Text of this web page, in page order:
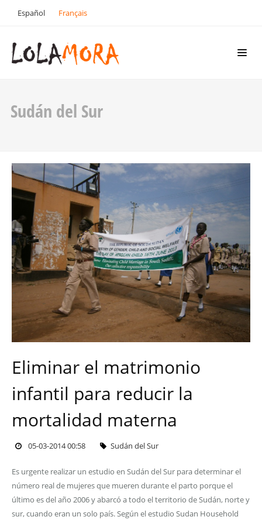
Español Français
Sudán del Sur
Eliminar el matrimonio
infantil para reducir la
mortalidad materna
05-03-2014 00:58 Sudán del Sur
Es urgente realizar un estudio en Sudán del Sur para determinar el
número real de mujeres que mueren durante el parto porque el
último es del año 2006 y abarcó a todo el territorio de Sudán, norte y
sur, cuando eran un solo país. Según el estudio Sudan Household